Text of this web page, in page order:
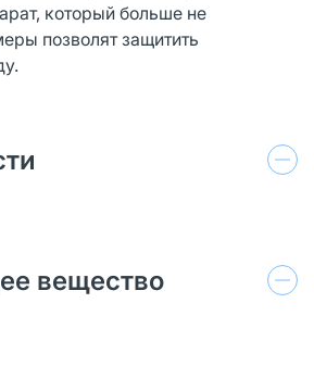
который больше не
позволят защитить
вещество